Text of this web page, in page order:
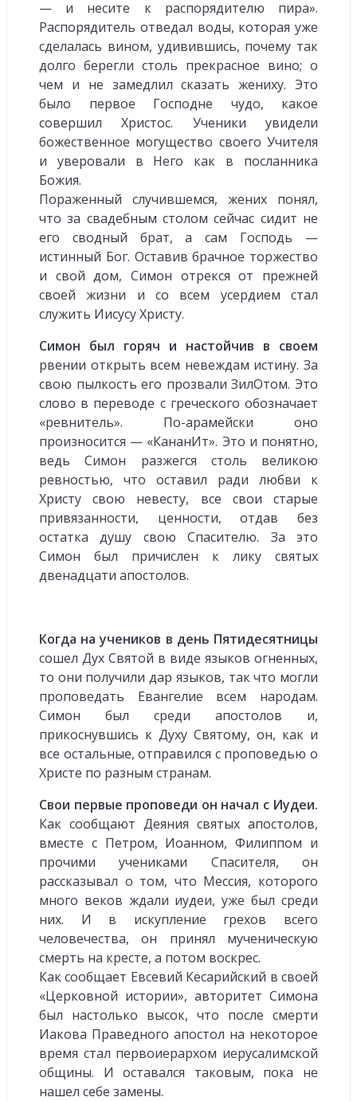
— и несите к распорядителю пира».
Распорядитель отведал воды, которая уже
сделалась вином, удивившись, почему так
долго берегли столь прекрасное вино; о
чем и не замедлил сказать жениху. Это
было первое Господне чудо, какое
совершил Христос. Ученики увидели
божественное могущество своего Учителя
и уверовали в Него как в посланника
Божия.
Пораженный случившемся, жених понял,
что за свадебным столом сейчас сидит не
его сводный брат, а сам Господь —
истинный Бог. Оставив брачное торжество
и свой дом, Симон отрекся от прежней
своей жизни и со всем усердием стал
служить Иисусу Христу.
Симон был горяч и настойчив в своем
рвении открыть всем невеждам истину. За
свою пылкость его прозвали ЗилОтом. Это
слово в переводе с греческого обозначает
«ревнитель». По-арамейски оно
произносится — «КананИт». Это и понятно,
ведь Симон разжегся столь великою
ревностью, что оставил ради любви к
Христу свою невесту, все свои старые
привязанности, ценности, отдав без
остатка душу свою Спасителю. За это
Симон был причислен к лику святых
двенадцати апостолов.
Когда на учеников в день Пятидесятницы
сошел Дух Святой в виде языков огненных,
то они получили дар языков, так что могли
проповедать Евангелие всем народам.
Симон был среди апостолов и,
прикоснувшись к Духу Святому, он, как и
все остальные, отправился с проповедью о
Христе по разным странам.
Свои первые проповеди он начал с Иудеи.
Как сообщают Деяния святых апостолов,
вместе с Петром, Иоанном, Филиппом и
прочими учениками Спасителя, он
рассказывал о том, что Мессия, которого
много веков ждали иудеи, уже был среди
них. И в искупление грехов всего
человечества, он принял мученическую
смерть на кресте, а потом воскрес.
Как сообщает Евсевий Кесарийский в своей
«Церковной истории», авторитет Симона
был настолько высок, что после смерти
Иакова Праведного апостол на некоторое
время стал первоиерархом иерусалимской
общины. И оставался таковым, пока не
нашел себе замены.